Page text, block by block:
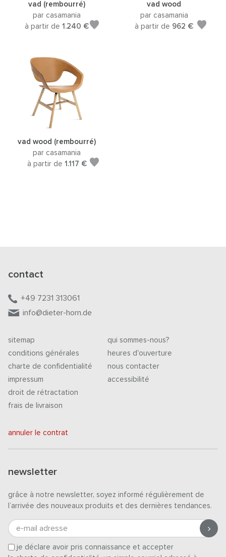
vad (rembourré)
par casamania
à partir de 1.240 €
vad wood
par casamania
à partir de 962 €
vad wood (rembourré)
par casamania
à partir de 1.117 €
contact
+49 7231 313061
info@dieter-horn.de
sitemap
conditions générales
charte de confidentialité
impressum
droit de rétractation
frais de livraison
qui sommes-nous?
heures d'ouverture
nous contacter
accessibilité
annuler le contrat
newsletter
grâce à notre newsletter, soyez informé régulièrement de
l’arrivée des nouveaux produits et des dernières tendances.
e-mail adresse
je déclare avoir pris connaissance et accepter